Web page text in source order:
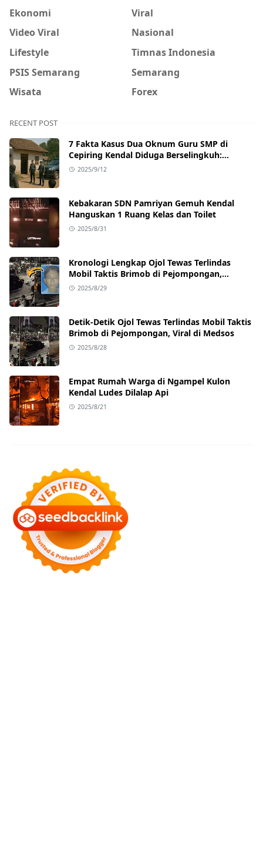
Ekonomi
Viral
Video Viral
Nasional
Lifestyle
Timnas Indonesia
PSIS Semarang
Semarang
Wisata
Forex
RECENT POST
7 Fakta Kasus Dua Oknum Guru SMP di
Cepiring Kendal Diduga Berselingkuh:
Kronologi, Pengakuan, hingga Sanksi
2025/9/12
Kebakaran SDN Pamriyan Gemuh Kendal
Hanguskan 1 Ruang Kelas dan Toilet
2025/8/31
Kronologi Lengkap Ojol Tewas Terlindas
Mobil Taktis Brimob di Pejompongan,
Ternyata Sedang Antar Orderan
2025/8/29
Detik-Detik Ojol Tewas Terlindas Mobil Taktis
Brimob di Pejompongan, Viral di Medsos
2025/8/28
Empat Rumah Warga di Ngampel Kulon
Kendal Ludes Dilalap Api
2025/8/21